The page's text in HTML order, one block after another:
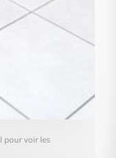
pour voir les